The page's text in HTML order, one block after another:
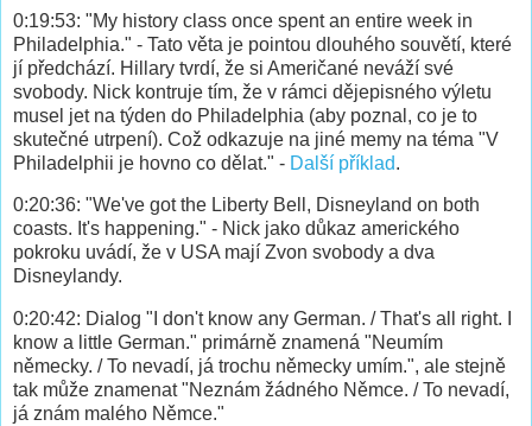
0:19:53: "My history class once spent an entire week in
Philadelphia." - Tato věta je pointou dlouhého souvětí, které
jí předchází. Hillary tvrdí, že si Američané neváží své
svobody. Nick kontruje tím, že v rámci dějepisného výletu
musel jet na týden do Philadelphia (aby poznal, co je to
skutečné utrpení). Což odkazuje na jiné memy na téma "V
Philadelphii je hovno co dělat." - Další příklad.
0:20:36: "We've got the Liberty Bell, Disneyland on both
coasts. It's happening." - Nick jako důkaz amerického
pokroku uvádí, že v USA mají Zvon svobody a dva
Disneylandy.
0:20:42: Dialog "I don't know any German. / That's all right. I
know a little German." primárně znamená "Neumím
německy. / To nevadí, já trochu německy umím.", ale stejně
tak může znamenat "Neznám žádného Němce. / To nevadí,
já znám malého Němce."